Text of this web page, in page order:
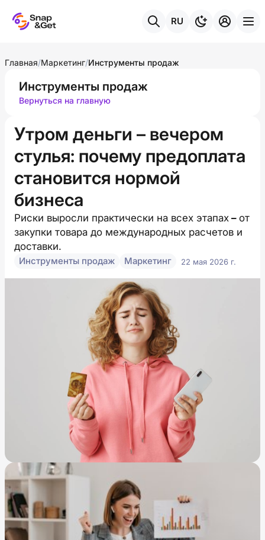
RU
Главная/Маркетинг/Инструменты продаж
Инструменты продаж
Вернуться на главную
Утром деньги – вечером
стулья: почему предоплата
становится нормой
бизнеса
Риски выросли практически на всех этапах – от
закупки товара до международных расчетов и
доставки.
Инструменты продаж Маркетинг 22 мая 2026 г.